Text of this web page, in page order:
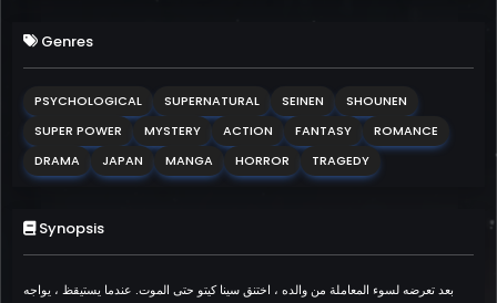
Genres
PSYCHOLOGICAL SUPERNATURAL SEINEN
SHOUNEN
SUPER POWER
MYSTERY ACTION FANTASY
ROMANCE
DRAMA
JAPAN MANGA HORROR TRAGEDY
Synopsis
بعد تعرضه لسوء المعاملة من والده ، اختنق سينا ​​كيتو حتى الموت. عندما يستيقظ ، يواجه